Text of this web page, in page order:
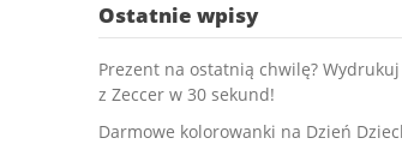
Ostatnie wpisy
Prezent na ostatnią chwilę?
z Zeccer w 30 sekund!
Darmowe kolorowanki na Dzień